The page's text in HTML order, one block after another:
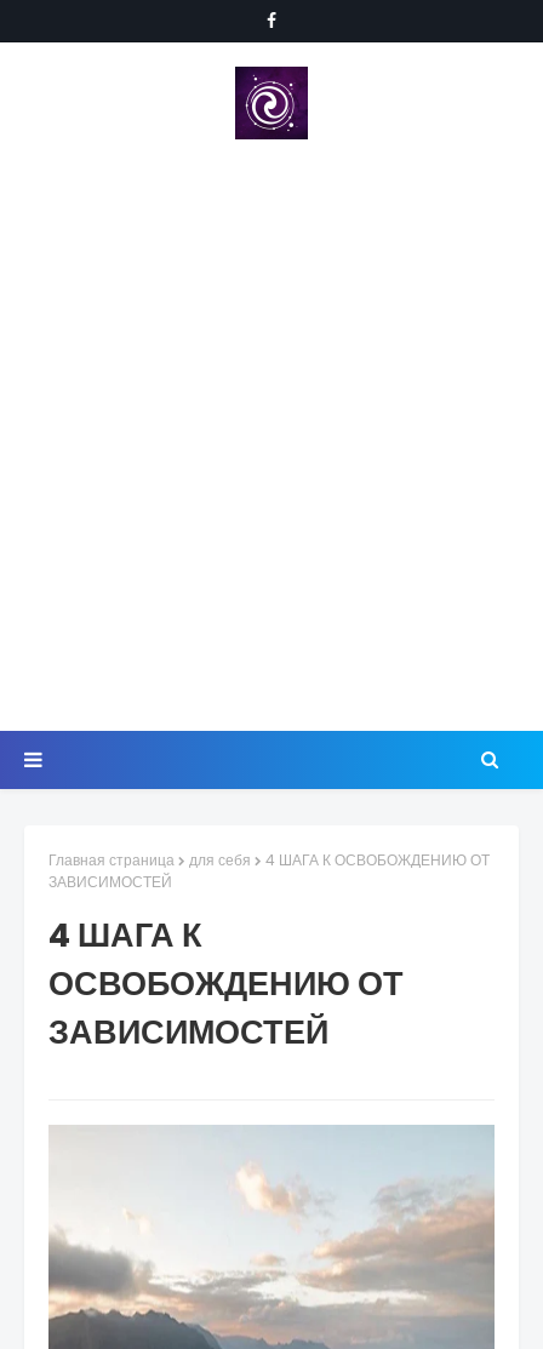
Главная страница для себя
4 ШАГА К ОСВОБОЖДЕНИЮ ОТ
ЗАВИСИМОСТЕЙ
4 ШАГА К
ОСВОБОЖДЕНИЮ ОТ
ЗАВИСИМОСТЕЙ